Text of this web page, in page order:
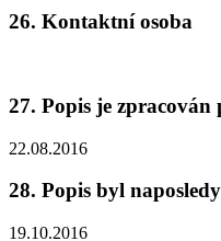
26. Kontaktní osoba
27. Popis je
22.08.2016
28. Popis byl
19.10.2016